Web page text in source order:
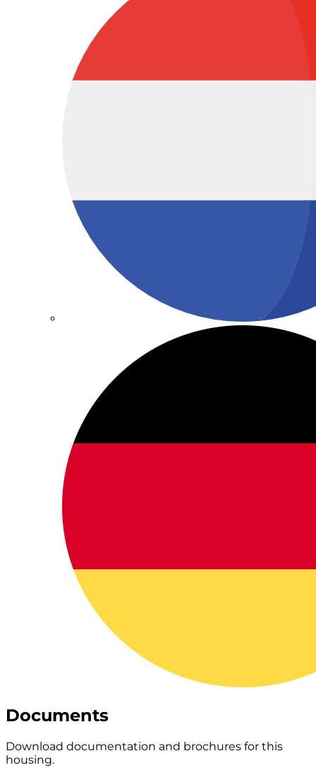
Documents
Download documentation and brochures for this
housing.